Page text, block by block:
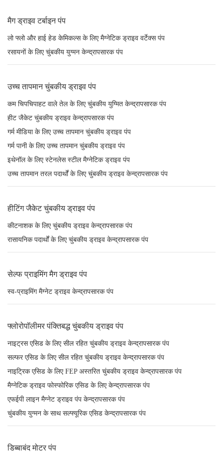
मैग ड्राइव टर्बाइन पंप
लो फ्लो और हाई हेड केमिकल्स के लिए मैग्नेटिक ड्राइव वर्टेक्स पंप
रसायनों के लिए चुंबकीय युग्मन केन्द्रापसारक पंप
उच्च तापमान चुंबकीय ड्राइव पंप
कम चिपचिपाहट वाले तेल के लिए चुंबकीय युग्मित केन्द्रापसारक पंप
हीट जैकेट चुंबकीय ड्राइव केन्द्रापसारक पंप
गर्म मीडिया के लिए उच्च तापमान चुंबकीय ड्राइव पंप
गर्म पानी के लिए उच्च तापमान चुंबकीय ड्राइव पंप
इथेनॉल के लिए स्टेनलेस स्टील मैग्नेटिक ड्राइव पंप
उच्च तापमान तरल पदार्थों के लिए चुंबकीय ड्राइव केन्द्रापसारक पंप
हीटिंग जैकेट चुंबकीय ड्राइव पंप
कीटनाशक के लिए चुंबकीय ड्राइव केन्द्रापसारक पंप
रासायनिक पदार्थों के लिए चुंबकीय ड्राइव केन्द्रापसारक पंप
सेल्फ प्राइमिंग मैग ड्राइव पंप
स्व-प्राइमिंग मैग्नेट ड्राइव केन्द्रापसारक पंप
फ्लोरोपॉलीमर पंक्तिबद्ध चुंबकीय ड्राइव पंप
नाइट्रस एसिड के लिए सील रहित चुंबकीय ड्राइव केन्द्रापसारक पंप
सल्फर एसिड के लिए सील रहित चुंबकीय ड्राइव केन्द्रापसारक पंप
नाइट्रिक एसिड के लिए FEP अस्तरित चुंबकीय ड्राइव केन्द्रापसारक पंप
मैग्नेटिक ड्राइव फोस्फोरिक एसिड के लिए केन्द्रापसारक पंप
एफईपी लाइन मैग्नेट ड्राइव पंप केन्द्रापसारक पंप
चुंबकीय युग्मन के साथ सल्फ्यूरिक एसिड केन्द्रापसारक पंप
डिब्बाबंद मोटर पंप